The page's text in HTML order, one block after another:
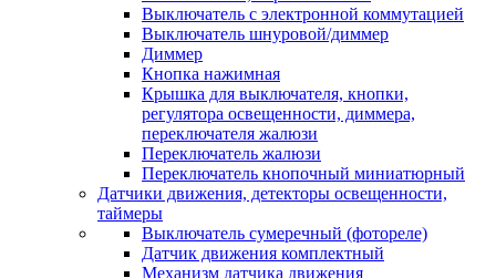
Выключатель с электронной коммутацией
Выключатель шнуровой/диммер
Диммер
Кнопка нажимная
Крышка для выключателя, кнопки,
регулятора освещенности, диммера,
переключателя жалюзи
Переключатель жалюзи
Переключатель кнопочный миниатюрный
Датчики движения, детекторы освещенности,
таймеры
Выключатель сумеречный (фотореле)
Датчик движения комплектный
Механизм датчика движения